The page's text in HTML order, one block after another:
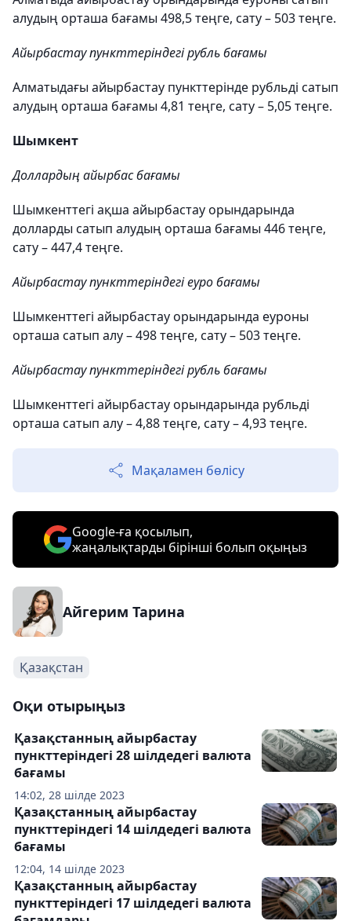
алудың орташа бағамы 498,5 теңге, сату – 503 теңге.
Айырбастау пункттеріндегі рубль бағамы
Алматыдағы айырбастау пункттерінде рубльді сатып
алудың орташа бағамы 4,81 теңге, сату – 5,05 теңге.
Шымкент
Доллардың айырбас бағамы
Шымкенттегі ақша айырбастау орындарында
долларды сатып алудың орташа бағамы 446 теңге,
сату – 447,4 теңге.
Айырбастау пункттеріндегі еуро бағамы
Шымкенттегі айырбастау орындарында еуроны
орташа сатып алу – 498 теңге, сату – 503 теңге.
Айырбастау пункттеріндегі рубль бағамы
Шымкенттегі айырбастау орындарында рубльді
орташа сатып алу – 4,88 теңге, сату – 4,93 теңге.
Мақаламен бөлісу
Google-ға қосылып,
жаңалықтарды бірінші болып оқыңыз
Айгерим Тарина
Қазақстан
Оқи отырыңыз
14:02, 28 шілде 2023
Қазақстанның айырбастау
пункттеріндегі 28 шілдедегі валюта
бағамы
12:04, 14 шілде 2023
Қазақстанның айырбастау
пункттеріндегі 14 шілдедегі валюта
бағамы
Қазақстанның айырбастау
пункттеріндегі 17 шілдедегі валюта